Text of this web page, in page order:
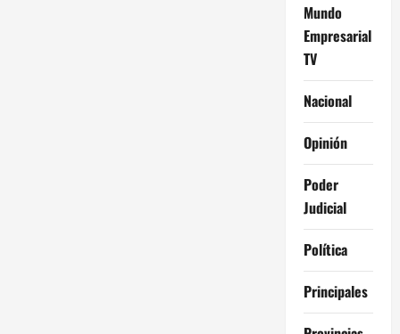
Mundo
Empresarial
TV
Nacional
Opinión
Poder
Judicial
Política
Principales